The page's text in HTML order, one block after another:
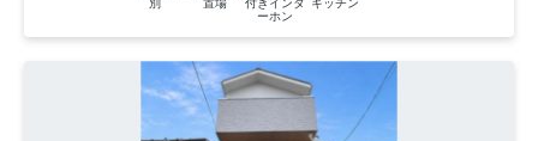
別
置場
付きインタ
ーホン
キッチン